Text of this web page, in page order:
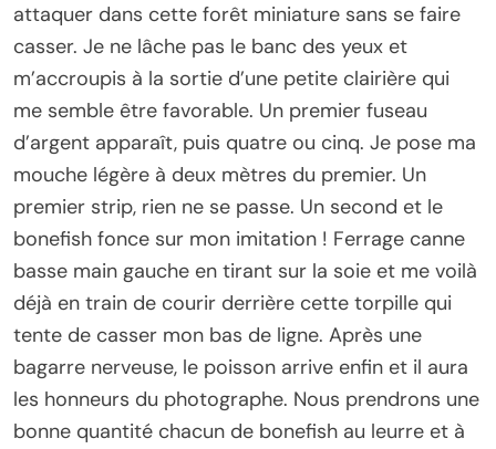
attaquer dans cette forêt miniature sans se faire
casser. Je ne lâche pas le banc des yeux et
m’accroupis à la sortie d’une petite clairière qui
me semble être favorable. Un premier fuseau
d’argent apparaît, puis quatre ou cinq. Je pose ma
mouche légère à deux mètres du premier. Un
premier strip, rien ne se passe. Un second et le
bonefish fonce sur mon imitation ! Ferrage canne
basse main gauche en tirant sur la soie et me voilà
déjà en train de courir derrière cette torpille qui
tente de casser mon bas de ligne. Après une
bagarre nerveuse, le poisson arrive enfin et il aura
les honneurs du photographe. Nous prendrons une
bonne quantité chacun de bonefish au leurre et à